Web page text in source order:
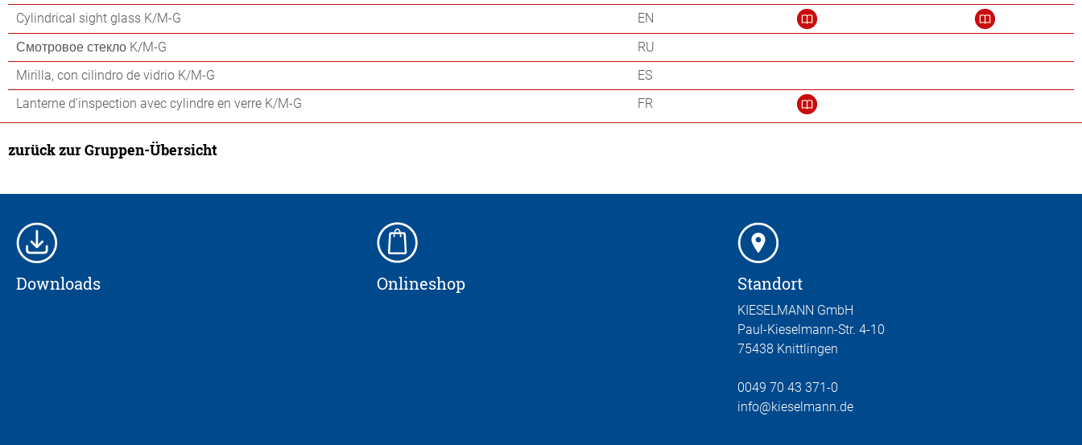
Cylindrical sight glass K/M-G
EN
Смотровое стекло K/M-G
RU
Mirilla, con cilindro de vidrio K/M-G
ES
Lanterne d'inspection avec cylindre en verre K/M-G
FR
zurück zur Gruppen-Übersicht
Downloads Onlineshop Standort
KIESELMANN GmbH
Paul-Kieselmann-Str. 4-10
75438 Knittlingen
0049 70 43 371-0
info@kieselmann.de